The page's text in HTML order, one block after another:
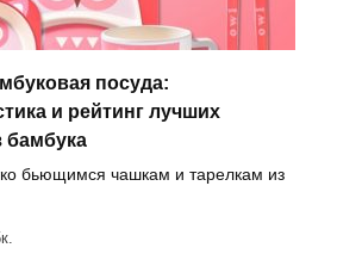
посуда:
и рейтинг лучших
бамбука
бьющимся чашкам и тарелкам из